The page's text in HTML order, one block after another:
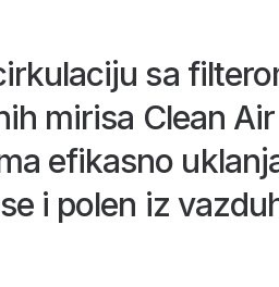
sa
mirisa Clean Air
efikasno
i polen iz